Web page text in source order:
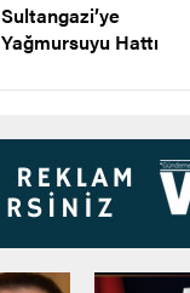
Sultangazi’ye
Yağmursuyu Hattı